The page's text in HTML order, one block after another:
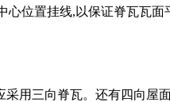
心位置挂线,以保证脊瓦瓦面
用三向脊瓦。还有四向屋